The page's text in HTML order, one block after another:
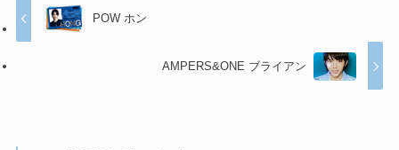
POW ホン
AMPERS&ONE ブライアン